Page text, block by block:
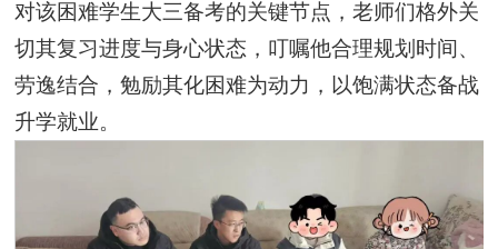
对该困难学生大三备考的关键节点，老师们格外关
切其复习进度与身心状态，叮嘱他合理规划时间、
劳逸结合，勉励其化困难为动力，以饱满状态备战
升学就业。